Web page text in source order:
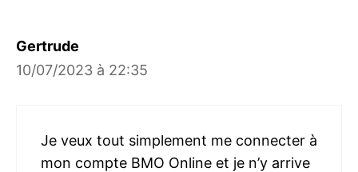
Gertrude
10/07/2023 à 22:35
Je veux tout simplement me connecter à
mon compte BMO Online et je n’y arrive